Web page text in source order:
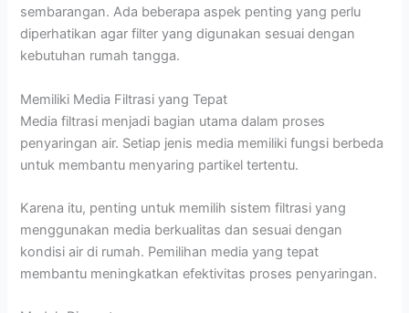
sembarangan. Ada beberapa aspek penting yang perlu
diperhatikan agar filter yang digunakan sesuai dengan
kebutuhan rumah tangga.
Memiliki Media Filtrasi yang Tepat
Media filtrasi menjadi bagian utama dalam proses
penyaringan air. Setiap jenis media memiliki fungsi berbeda
untuk membantu menyaring partikel tertentu.
Karena itu, penting untuk memilih sistem filtrasi yang
menggunakan media berkualitas dan sesuai dengan
kondisi air di rumah. Pemilihan media yang tepat
membantu meningkatkan efektivitas proses penyaringan.